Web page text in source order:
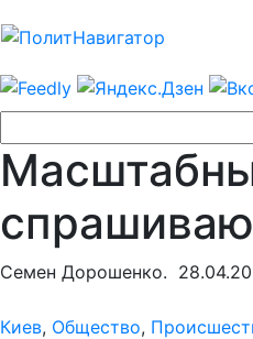
Семен Дорошенко.
Киев, Общество,